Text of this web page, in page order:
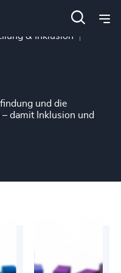
& Inklusion
und die
damit Inklusion und